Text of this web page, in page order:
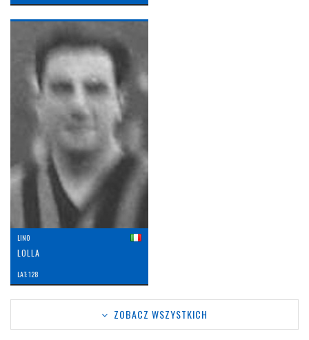
LINO
LOLLA
LAT: 128
ZOBACZ WSZYSTKICH